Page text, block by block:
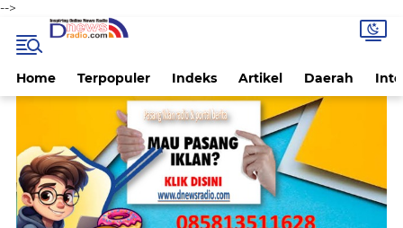
-->
Home Terpopuler Indeks Artikel Daerah